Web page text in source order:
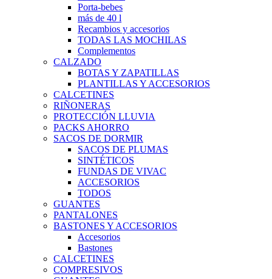
Porta-bebes
más de 40 l
Recambios y accesorios
TODAS LAS MOCHILAS
Complementos
CALZADO
BOTAS Y ZAPATILLAS
PLANTILLAS Y ACCESORIOS
CALCETINES
RIÑONERAS
PROTECCIÓN LLUVIA
PACKS AHORRO
SACOS DE DORMIR
SACOS DE PLUMAS
SINTÉTICOS
FUNDAS DE VIVAC
ACCESORIOS
TODOS
GUANTES
PANTALONES
BASTONES Y ACCESORIOS
Accesorios
Bastones
CALCETINES
COMPRESIVOS